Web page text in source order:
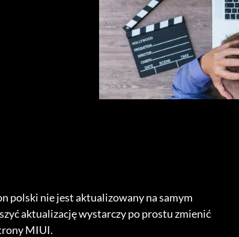
polski nie jest aktualizowany na samym
aktualizację wystarczy po prostu zmienić
MIUI.